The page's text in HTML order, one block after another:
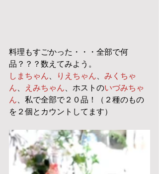
料理もすごかった・・・全部で何
品？？？数えてみよう。
しまちゃん、 りえちゃん、 みくちゃ
ん、 えみちゃん、ホストのいづみちゃ
ん、私で全部で２０品！（２種のもの
を２個とカウントしてます）